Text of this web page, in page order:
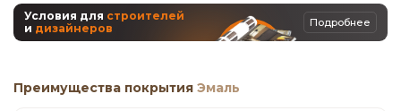
Условия для строителей
и дизайнеров Подробнее
Преимущества покрытия Эмаль